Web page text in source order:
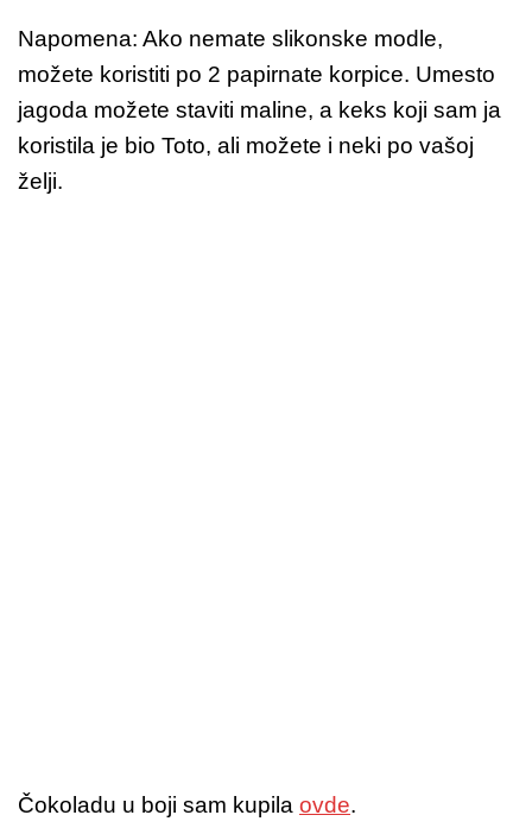
Napomena: Ako nemate slikonske modle,
možete koristiti po 2 papirnate korpice. Umesto
jagoda možete staviti maline, a keks koji sam ja
koristila je bio Toto, ali možete i neki po vašoj
želji.
Čokoladu u boji sam kupila ovde.